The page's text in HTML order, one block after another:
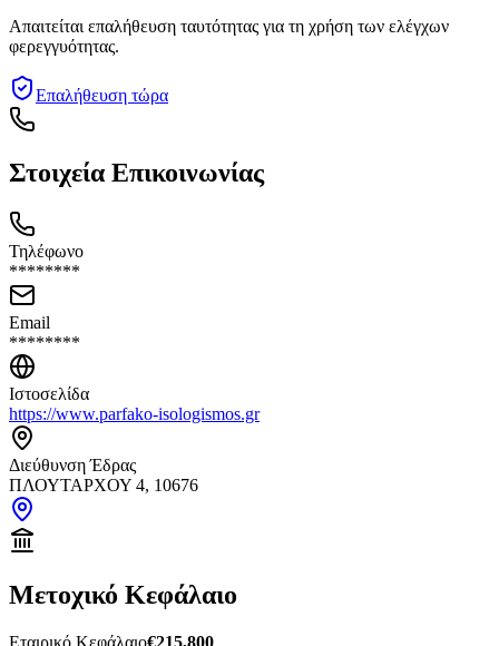
Απαιτείται επαλήθευση ταυτότητας για τη χρήση των ελέγχων
φερεγγυότητας.
Επαλήθευση τώρα
Στοιχεία Επικοινωνίας
Τηλέφωνο
********
Email
********
Ιστοσελίδα
https://www.parfako-isologismos.gr
Διεύθυνση Έδρας
ΠΛΟΥΤΑΡΧΟΥ 4, 10676
Μετοχικό Κεφάλαιο